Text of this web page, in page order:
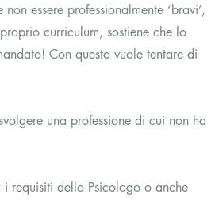
essere professionalmente ‘bravi’,
curriculum, sostiene che lo
Con questo vuole tentare di
una professione di cui non ha
requisiti dello Psicologo o anche